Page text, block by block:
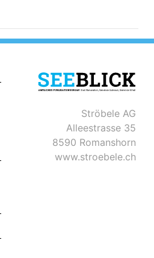
Ströbele AG
Alleestrasse 35
8590 Romanshorn
www.stroebele.ch